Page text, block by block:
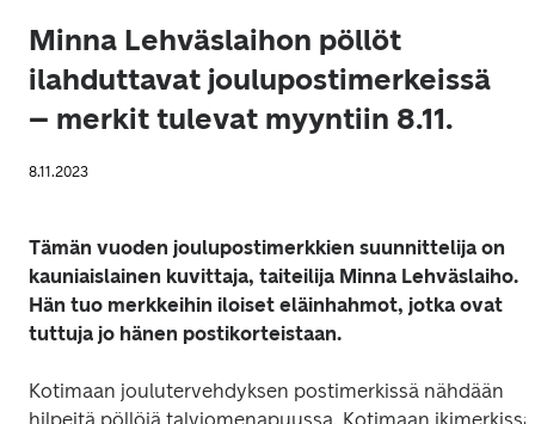
Minna Lehväslaihon pöllöt
ilahduttavat joulupostimerkeissä
– merkit tulevat myyntiin 8.11.
8.11.2023
Tämän vuoden joulupostimerkkien suunnittelija on
kauniaislainen kuvittaja, taiteilija Minna Lehväslaiho.
Hän tuo merkkeihin iloiset eläinhahmot, jotka ovat
tuttuja jo hänen postikorteistaan.
Kotimaan joulutervehdyksen postimerkissä nähdään